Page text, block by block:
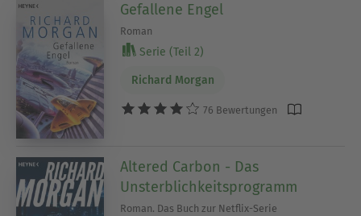
Gefallene Engel
Roman
Serie (Teil 2)
Richard Morgan
76 Bewertungen
Altered Carbon - Das
Unsterblichkeitsprogramm
Roman. Das Buch zur Netflix-Serie